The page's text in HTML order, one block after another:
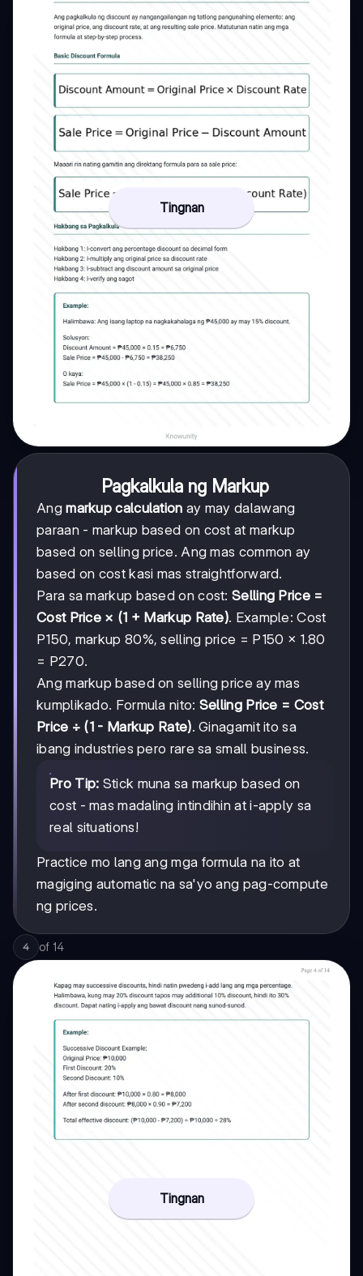
Tingnan
Pagkalkula ng Markup
Angmarkup calculation ay may dalawang
paraan - markup based on cost at markup
based on selling price. Ang mas common ay
based on cost kasi mas straightforward.
Para sa markup based on cost: Selling Price =
Cost Price × (1 + Markup Rate). Example: Cost
P150, markup 80%, selling price = P150 × 1.80
= P270.
Ang markup based on selling price ay mas
kumplikado. Formula nito: Selling Price = Cost
Price ÷ (1 - Markup Rate). Ginagamit ito sa
ibang industries pero rare sa small business.
Pro Tip: Stick muna sa markup based on
cost - mas madaling intindihin at i-apply sa
real situations!
Practice mo lang ang mga formula na ito at
magiging automatic na sa'yo ang pag-compute
ng prices.
4 of 14
Tingnan